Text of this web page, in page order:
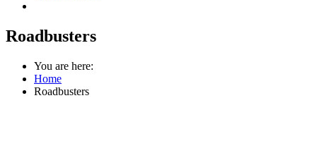
Roadbusters
You are here:
Home
Roadbusters